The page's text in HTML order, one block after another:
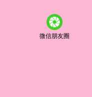
微信朋友圈